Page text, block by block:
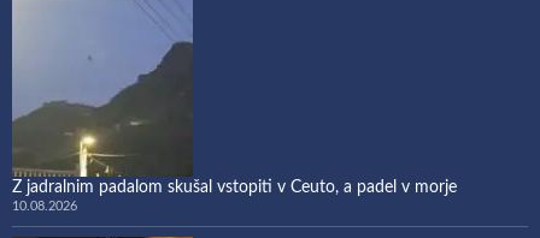
Z jadralnim padalom skušal vstopiti v Ceuto, a padel v morje
10.08.2026